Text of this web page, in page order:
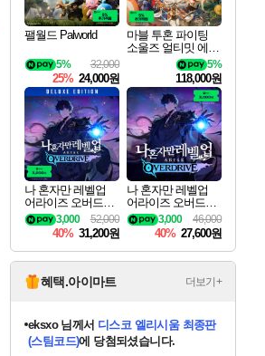
팰월드 Palworld
32,000
5%
25% 24,000원
마블 투혼 파이팅
소울즈 얼티밋 에디
션 예약구매 MARV
EL Tokon Fighting S
ouls Ultimate Edition
Pre-Purchase
5%
118,000원
나 혼자만 레벨업
어라이즈 오버드라
이브 디럭스 에디션
Solo Leveling Arise
Overdrive Deluxe Edi
tion
52,000
3,000
40% 31,200원
나 혼자만 레벨업
어라이즈 오버드라
이브 Solo Leveling A
rise
46,000
3,000
40% 27,600원
혜택.아이마트 더보기+
eksxo님께서 디스코 엘리시움 최종판
(스팀코드)에 당첨되셨습니다.